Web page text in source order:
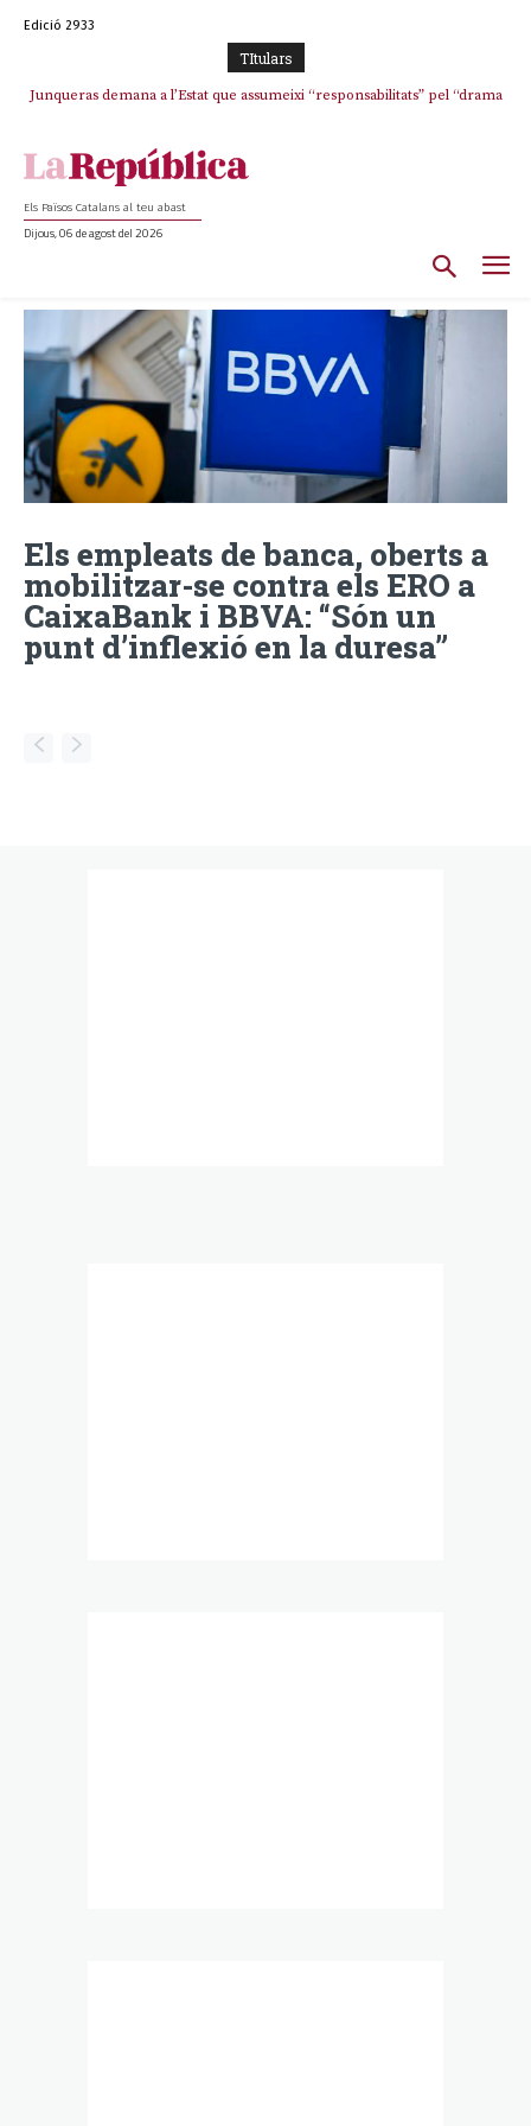
Edició 2933
TItulars
Junqueras demana a l’Estat que assumeixi “responsabilitats” pel “drama
Els Països Catalans al teu abast
Dijous, 06 de agost del 2026
Els empleats de banca, oberts a
mobilitzar-se contra els ERO a
CaixaBank i BBVA: “Són un
punt d’inflexió en la duresa”